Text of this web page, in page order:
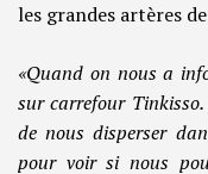
les grandes artères
«Quand on nous a
sur carrefour
de nous disperser
pour voir si nous